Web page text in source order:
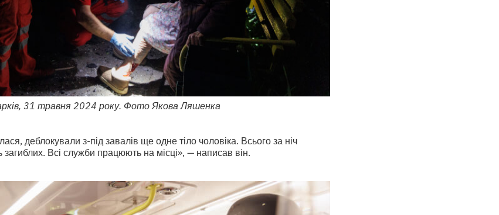
31 травня 2024 року. Фото Якова Ляшенка
деблокували з-під завалів ще одне тіло чоловіка. Всього за ніч
загиблих. Всі служби працюють на місці», — написав він.